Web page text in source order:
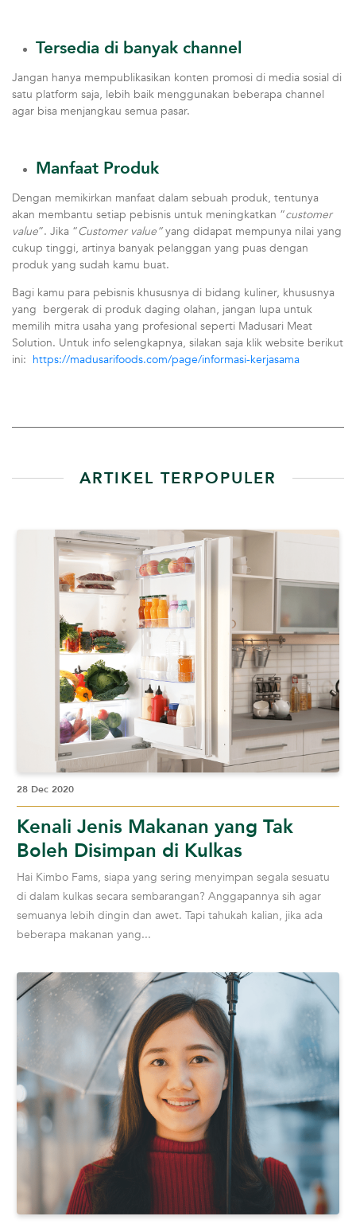
Tersedia di banyak channel
Jangan hanya mempublikasikan konten promosi di media sosial di
satu platform saja, lebih baik menggunakan beberapa channel
agar bisa menjangkau semua pasar.
Manfaat Produk
Dengan memikirkan manfaat dalam sebuah produk, tentunya
akan membantu setiap pebisnis untuk meningkatkan “customer
value”. Jika “Customer value”yang didapat mempunya nilai yang
cukup tinggi, artinya banyak pelanggan yang puas dengan
produk yang sudah kamu buat.
Bagi kamu para pebisnis khususnya di bidang kuliner, khususnya
yang bergerak di produk daging olahan, jangan lupa untuk
memilih mitra usaha yang profesional seperti Madusari Meat
Solution. Untuk info selengkapnya, silakan saja klik website berikut
ini: https://madusarifoods.com/page/informasi-kerjasama
ARTIKEL TERPOPULER
28 Dec 2020
Kenali Jenis Makanan yang Tak
Boleh Disimpan di Kulkas
Hai Kimbo Fams, siapa yang sering menyimpan segala sesuatu
di dalam kulkas secara sembarangan? Anggapannya sih agar
semuanya lebih dingin dan awet. Tapi tahukah kalian, jika ada
beberapa makanan yang...